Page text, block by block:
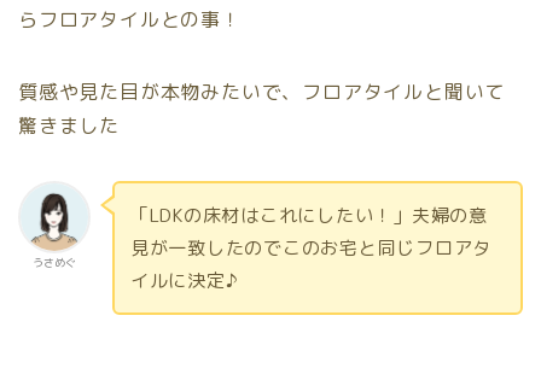
らフロアタイルとの事！
質感や見た目が本物みたいで、フロアタイルと聞いて
驚きました
うさめぐ
「LDKの床材はこれにしたい！」夫婦の意
見が一致したのでこのお宅と同じフロアタ
イルに決定♪